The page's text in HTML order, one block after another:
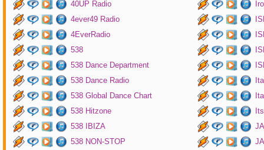
40UP Radio
4ever49 Radio
4EverRadio
538
538 Dance Department
538 Dance Radio
538 Global Dance Chart
538 Hitzone
538 IBIZA
538 NON-STOP